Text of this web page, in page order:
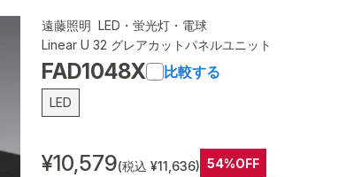
遠藤照明 LED・蛍光灯・電球
Linear U 32 グレアカットパネルユニット
FAD1048X 比較する
LED
¥10,579(税込 ¥11,636) 54%OFF